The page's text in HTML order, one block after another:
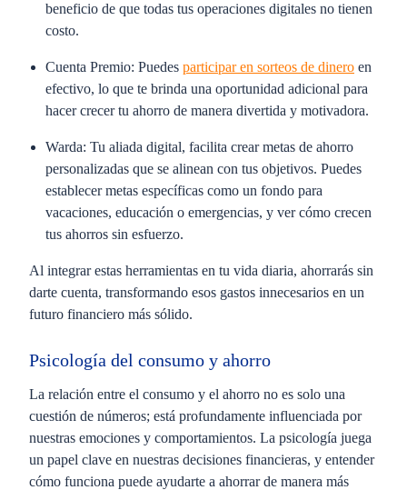
beneficio de que todas tus operaciones digitales no tienen
costo.
Cuenta Premio: Puedes participar en sorteos de dinero en
efectivo, lo que te brinda una oportunidad adicional para
hacer crecer tu ahorro de manera divertida y motivadora.
Warda: Tu aliada digital, facilita crear metas de ahorro
personalizadas que se alinean con tus objetivos. Puedes
establecer metas específicas como un fondo para
vacaciones, educación o emergencias, y ver cómo crecen
tus ahorros sin esfuerzo.
Al integrar estas herramientas en tu vida diaria, ahorrarás sin
darte cuenta, transformando esos gastos innecesarios en un
futuro financiero más sólido.
Psicología del consumo y ahorro
La relación entre el consumo y el ahorro no es solo una
cuestión de números; está profundamente influenciada por
nuestras emociones y comportamientos. La psicología juega
un papel clave en nuestras decisiones financieras, y entender
cómo funciona puede ayudarte a ahorrar de manera más